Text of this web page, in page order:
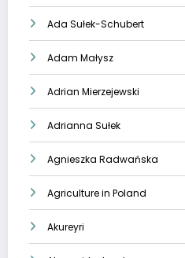
Ada Sułek-Schubert
Adam Małysz
Adrian Mierzejewski
Adrianna Sułek
Agnieszka Radwańska
Agriculture in Poland
Akureyri